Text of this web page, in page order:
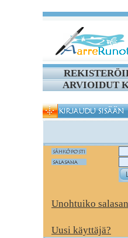
ARVIOIDUT
Unohtuiko
Uusi käyttäjä?